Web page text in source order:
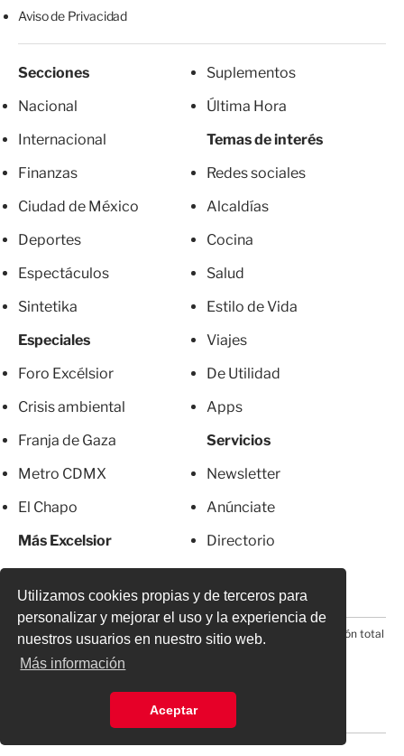
Utilizamos cookies propias y de terceros para
personalizar y mejorar el uso y la experiencia de
nuestros usuarios en nuestro sitio web.
Más información
Aceptar
Aviso de Privacidad
Secciones
Nacional
Internacional
Finanzas
Ciudad de México
Deportes
Espectáculos
Sintetika
Especiales
Foro Excélsior
Crisis ambiental
Franja de Gaza
Metro CDMX
El Chapo
Más Excelsior
Suplementos
Última Hora
Temas de interés
Redes sociales
Alcaldías
Cocina
Salud
Estilo de Vida
Viajes
De Utilidad
Apps
Servicios
Newsletter
Anúnciate
Directorio
© 2026 Todos los derechos reservados. Prohibida la reproducción total
o parcial, incluyendo cualquier medio electrónico*